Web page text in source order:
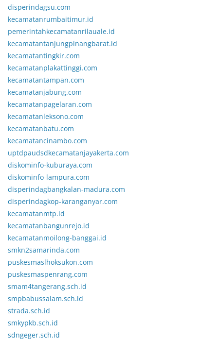
disperindagsu.com
kecamatanrumbaitimur.id
pemerintahkecamatanrilauale.id
kecamatantanjungpinangbarat.id
kecamatantingkir.com
kecamatanplakattinggi.com
kecamatantampan.com
kecamatanjabung.com
kecamatanpagelaran.com
kecamatanleksono.com
kecamatanbatu.com
kecamatancinambo.com
uptdpaudsdkecamatanjayakerta.com
diskominfo-kuburaya.com
diskominfo-lampura.com
disperindagbangkalan-madura.com
disperindagkop-karanganyar.com
kecamatanmtp.id
kecamatanbangunrejo.id
kecamatanmoilong-banggai.id
smkn2samarinda.com
puskesmaslhoksukon.com
puskesmaspenrang.com
smam4tangerang.sch.id
smpbabussalam.sch.id
strada.sch.id
smkypkb.sch.id
sdngeger.sch.id